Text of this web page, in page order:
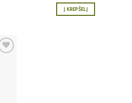
Į KREPŠELĮ